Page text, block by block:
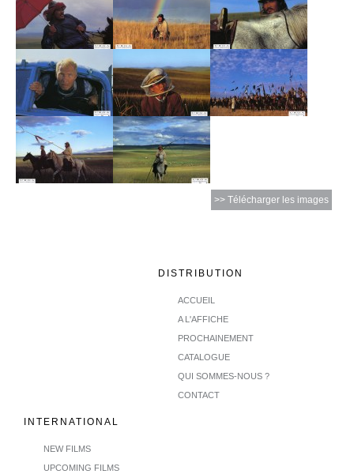
>> Télécharger les images
DISTRIBUTION
ACCUEIL
A L'AFFICHE
PROCHAINEMENT
CATALOGUE
QUI SOMMES-NOUS ?
CONTACT
INTERNATIONAL
NEW FILMS
UPCOMING FILMS